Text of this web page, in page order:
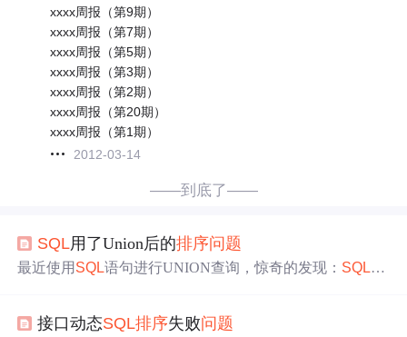
xxxx周报（第9期）
xxxx周报（第7期）
xxxx周报（第5期）
xxxx周报（第3期）
xxxx周报（第2期）
xxxx周报（第20期）
xxxx周报（第1期）
2012-03-14
——到底了——
SQL用了Union后的排序问题
最近使用 SQL语句进行UNION查询，惊奇的发现： SQL没
没 问题 [ sql] view plain copy SELECT`id`,`username`,`mobile`,
接口动态SQL排序失败问题